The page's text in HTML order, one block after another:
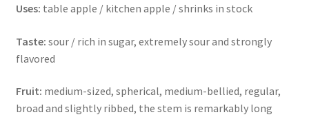
Uses: table apple / kitchen apple / shrinks in stock
Taste: sour / rich in sugar, extremely sour and strongly
flavored
Fruit: medium-sized, spherical, medium-bellied, regular,
broad and slightly ribbed, the stem is remarkably long